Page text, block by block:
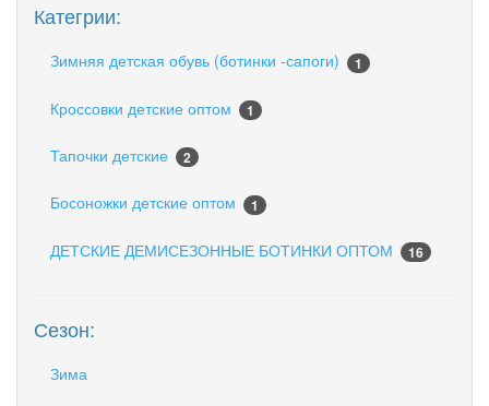
Категрии:
Зимняя детская обувь (ботинки -сапоги) 1
Кроссовки детские оптом 1
Тапочки детские 2
Босоножки детские оптом 1
ДЕТСКИЕ ДЕМИСЕЗОННЫЕ БОТИНКИ ОПТОМ 16
Сезон:
Зима